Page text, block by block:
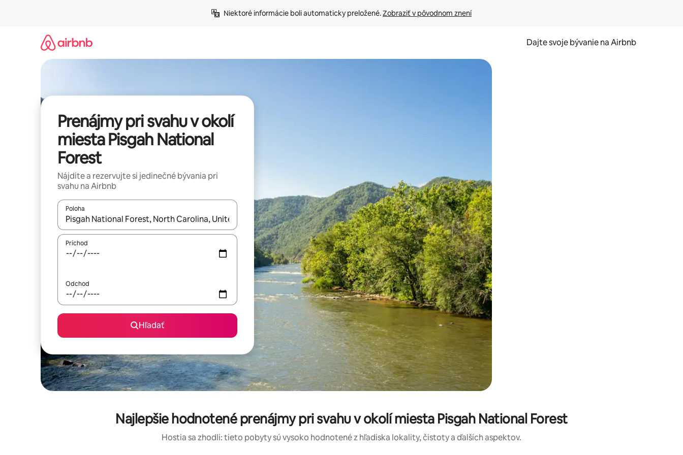
Niektoré informácie boli automaticky preložené. Zobraziť v pôvodnom znení
Dajte svoje bývanie na Airbnb
Prenájmy pri svahu v okolí
miesta Pisgah National
Forest
Nájdite a rezervujte si jedinečné bývania pri
svahu na Airbnb
Poloha
Keď budú výsledky k dispozícii, môžete si ich prechádzať pomocou klávesov so šípkami nahor a nadol alebo ich preskúmať pomocou dotykových gest či potiahnutia prstom.
Príchod
Odchod
Hľadať
Najlepšie hodnotené prenájmy pri svahu v okolí miesta Pisgah National Forest
Hostia sa zhodli: tieto pobyty sú vysoko hodnotené z hľadiska lokality, čistoty a ďalších aspektov.